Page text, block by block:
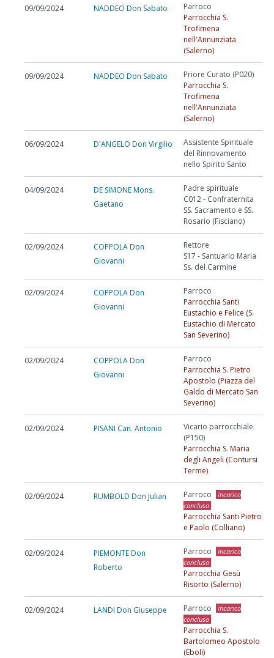
09/09/2024 NADDEO Don Sabato
Parroco
Parrocchia S.
Trofimena
nell'Annunziata
(Salerno)
09/09/2024 NADDEO Don Sabato
Priore Curato (P020)
Parrocchia S.
Trofimena
nell'Annunziata
(Salerno)
06/09/2024 D'ANGELO Don Virgilio
Assistente Spirituale
del Rinnovamento
nello Spirito Santo
04/09/2024
DE SIMONE Mons.
Gaetano
Padre spirituale
C012 - Confraternita
SS. Sacramento e SS.
Rosario (Fisciano)
02/09/2024
COPPOLA Don
Giovanni
Rettore
S17 - Santuario Maria
Ss. del Carmine
02/09/2024
COPPOLA Don
Giovanni
Parroco
Parrocchia Santi
Eustachio e Felice (S.
Eustachio di Mercato
San Severino)
02/09/2024
COPPOLA Don
Giovanni
Parroco
Parrocchia S. Pietro
Apostolo (Piazza del
Galdo di Mercato San
Severino)
02/09/2024 PISANI Can. Antonio
Vicario parrocchiale
(P150)
Parrocchia S. Maria
degli Angeli (Contursi
Terme)
02/09/2024 RUMBOLD Don Julian Parroco
incarico
concluso
Parrocchia Santi Pietro
e Paolo (Colliano)
02/09/2024
PIEMONTE Don
Roberto
Parroco
incarico
concluso
Parrocchia Gesù
Risorto (Salerno)
02/09/2024 LANDI Don Giuseppe Parroco
incarico
concluso
Parrocchia S.
Bartolomeo Apostolo
(Eboli)